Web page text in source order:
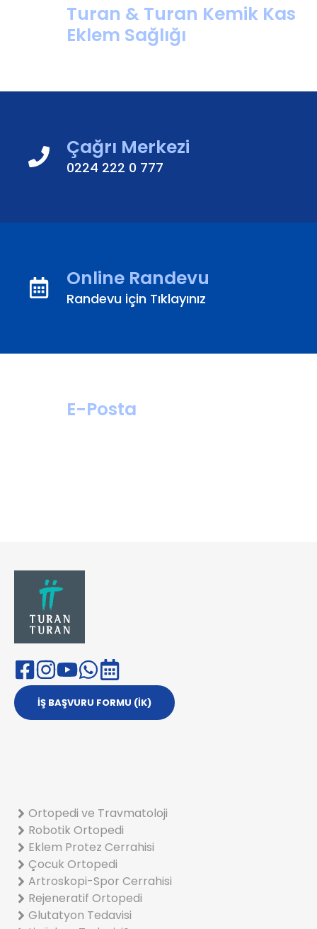
Turan & Turan Kemik Kas
Eklem Sağlığı
Çağrı Merkezi
0224 222 0 777
Online Randevu
Randevu için Tıklayınız
E-Posta
İŞ BAŞVURU FORMU (İK)
Ortopedi ve Travmatoloji
Robotik Ortopedi
Eklem Protez Cerrahisi
Çocuk Ortopedi
Artroskopi-Spor Cerrahisi
Rejeneratif Ortopedi
Glutatyon Tedavisi